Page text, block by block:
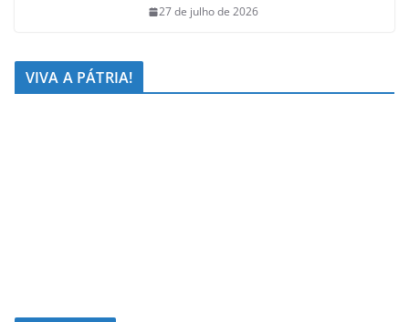
27 de julho de 2026
VIVA A PÁTRIA!